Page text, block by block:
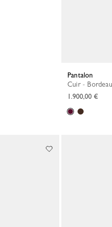
Pantalon
Cuir -
1.900,00 €